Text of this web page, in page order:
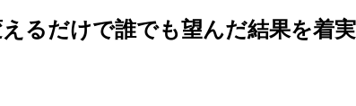
るだけで誰でも望んだ結果を着